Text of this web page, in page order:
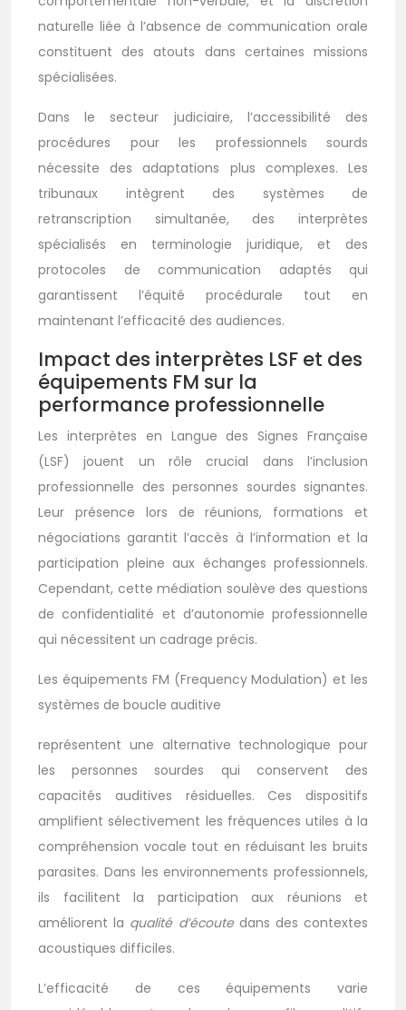
naturelle liée à l’absence de communication orale
constituent des atouts dans certaines missions
spécialisées.
Dans le secteur judiciaire, l’accessibilité des
procédures pour les professionnels sourds
nécessite des adaptations plus complexes. Les
tribunaux intègrent des systèmes de
retranscription simultanée, des interprètes
spécialisés en terminologie juridique, et des
protocoles de communication adaptés qui
garantissent l’équité procédurale tout en
maintenant l’efficacité des audiences.
Impact des interprètes LSF et des
équipements FM sur la
performance professionnelle
Les interprètes en Langue des Signes Française
(LSF) jouent un rôle crucial dans l’inclusion
professionnelle des personnes sourdes signantes.
Leur présence lors de réunions, formations et
négociations garantit l’accès à l’information et la
participation pleine aux échanges professionnels.
Cependant, cette médiation soulève des questions
de confidentialité et d’autonomie professionnelle
qui nécessitent un cadrage précis.
Les équipements FM (Frequency Modulation) et les
systèmes de boucle auditive
représentent une alternative technologique pour
les personnes sourdes qui conservent des
capacités auditives résiduelles. Ces dispositifs
amplifient sélectivement les fréquences utiles à la
compréhension vocale tout en réduisant les bruits
parasites. Dans les environnements professionnels,
ils facilitent la participation aux réunions et
améliorent la qualité d’écoutedans des contextes
acoustiques difficiles.
L’efficacité de ces équipements varie